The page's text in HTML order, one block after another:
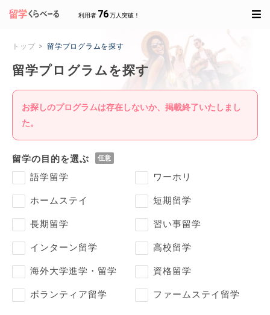
利用者 76万人突破！
トップ 留学プログラムを探す
留学プログラムを探す
お探しのプログラムは存在しないか、掲載終了いたしまし
た。
留学の目的を選ぶ
語学留学
ワーホリ
ホームステイ 短期留学
長期留学 習い事留学
インターン留学 高校留学
海外大学進学・留学 資格留学
ボランティア留学 ファームステイ留学